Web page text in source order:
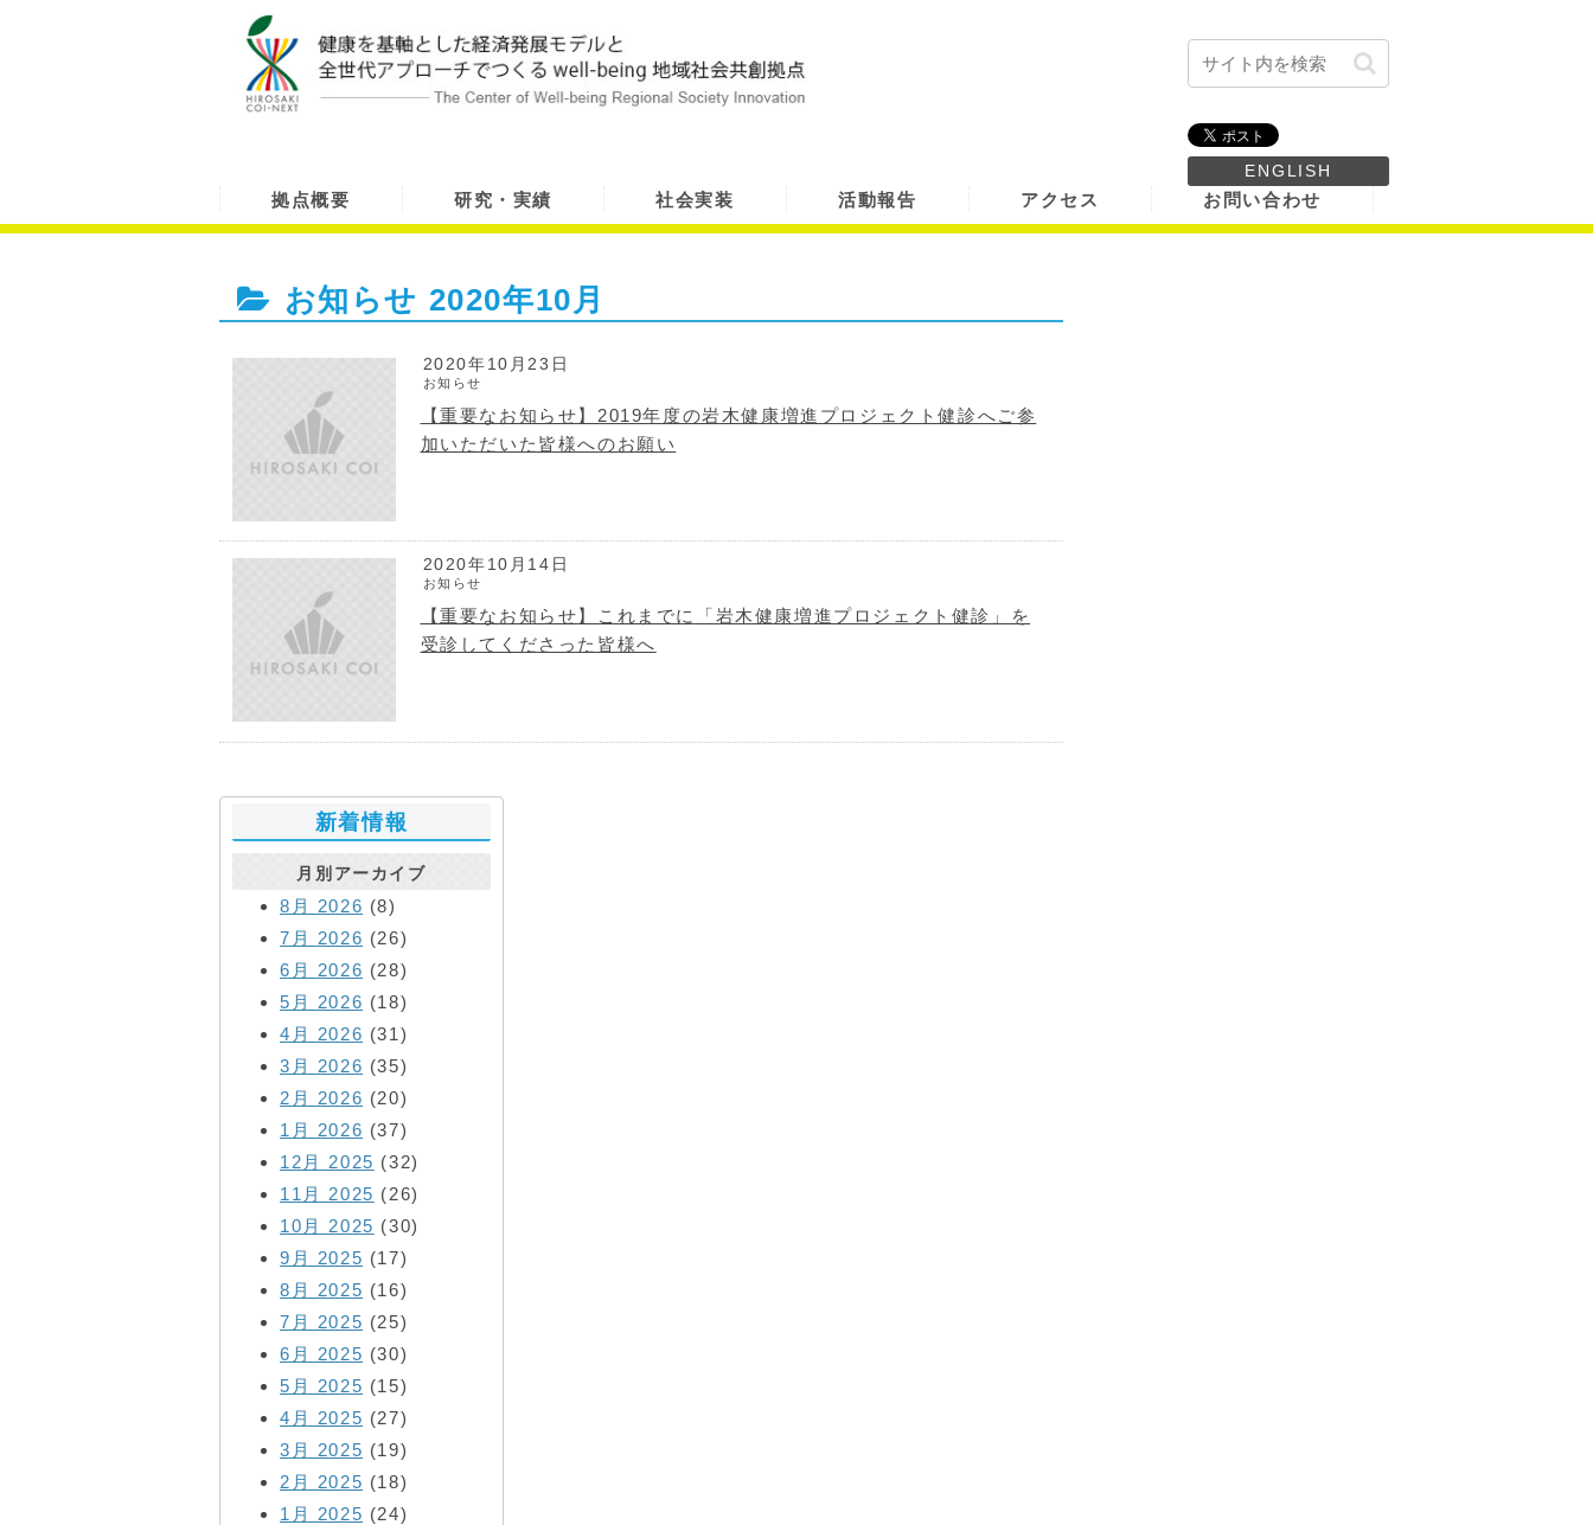
ENGLISH
拠点概要 研究・実績 社会実装 活動報告 アクセス お問い合わせ
お知らせ 2020年10月
2020年10月23日
お知らせ
【重要なお知らせ】2019年度の岩木健康増進プロジェクト健診へご参
加いただいた皆様へのお願い
2020年10月14日
お知らせ
【重要なお知らせ】これまでに「岩木健康増進プロジェクト健診」を
受診してくださった皆様へ
新着情報
月別アーカイブ
8月 2026 (8)
7月 2026 (26)
6月 2026 (28)
5月 2026 (18)
4月 2026 (31)
3月 2026 (35)
2月 2026 (20)
1月 2026 (37)
12月 2025 (32)
11月 2025 (26)
10月 2025 (30)
9月 2025 (17)
8月 2025 (16)
7月 2025 (25)
6月 2025 (30)
5月 2025 (15)
4月 2025 (27)
3月 2025 (19)
2月 2025 (18)
1月 2025 (24)